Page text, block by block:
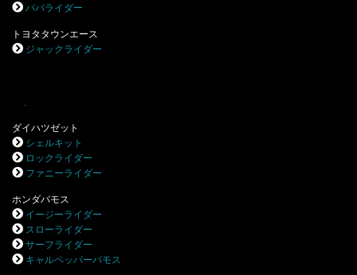
パパライダー
トヨタタウンエース
ジャックライダー
.
ダイハツゼット
シェルキット
ロックライダー
ファニーライダー
ホンダバモス
イージーライダー
スローライダー
サーフライダー
キャルペッパーバモス